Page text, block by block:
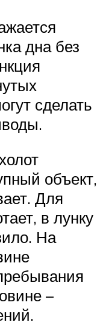
дна без
сделать
объект,
Для
в лунку
На
–